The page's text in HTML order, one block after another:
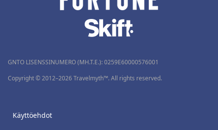
GNTO LISENSSINUMERO (MH.T.E.): 0259Ε60000576001
Copyright © 2012–2026 Travelmyth™. All rights reserved.
Käyttöehdot